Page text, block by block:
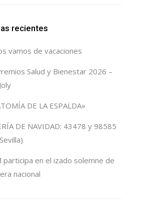
recientes
vamos de vacaciones
Salud y Bienestar 2026 –
DE LA ESPALDA»
DE NAVIDAD: 43478 y 98585
participa en el izado solemne de
nacional